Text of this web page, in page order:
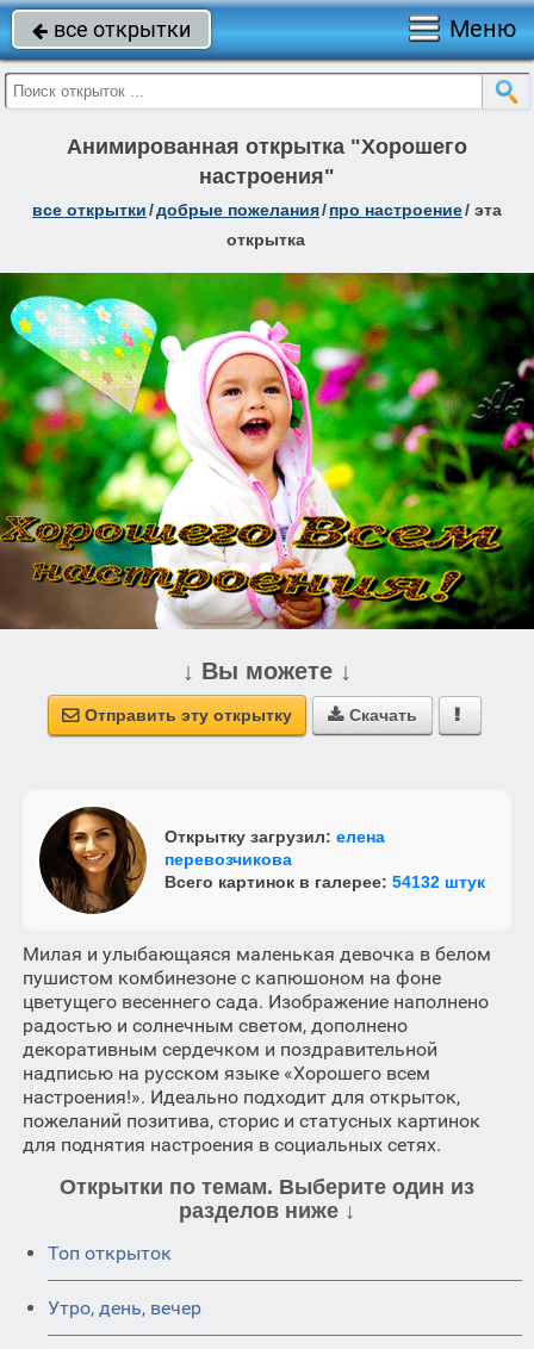
 все открытки Меню
Анимированная открытка "Хорошего
настроения"
все открытки/добрые пожелания/про настроение/ эта
открытка
↓ Вы можете ↓
 Отправить эту открытку  Скачать 
Открытку загрузил: елена
перевозчикова
Всего картинок в галерее: 54132 штук
Милая и улыбающаяся маленькая девочка в белом
пушистом комбинезоне с капюшоном на фоне
цветущего весеннего сада. Изображение наполнено
радостью и солнечным светом, дополнено
декоративным сердечком и поздравительной
надписью на русском языке «Хорошего всем
настроения!». Идеально подходит для открыток,
пожеланий позитива, сторис и статусных картинок
для поднятия настроения в социальных сетях.
Открытки по темам. Выберите один из
разделов ниже ↓
Топ открыток
Утро, день, вечер